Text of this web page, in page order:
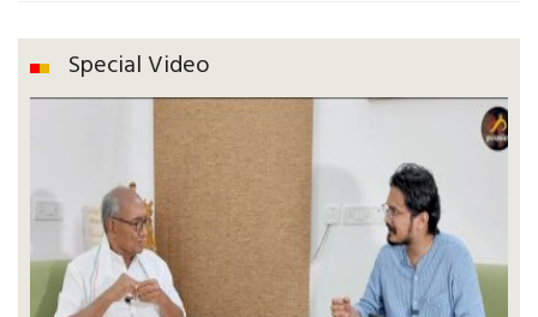
Special Video